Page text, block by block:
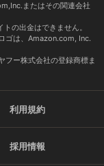
またはその関連会社
の出金はできません。
ゴは、Amazon.com, Inc.
フー株式会社の登録商標ま
利用規約
採用情報